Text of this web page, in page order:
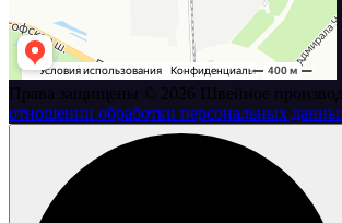
Права защищены © 2026 Швейное
отношении обработки персональных